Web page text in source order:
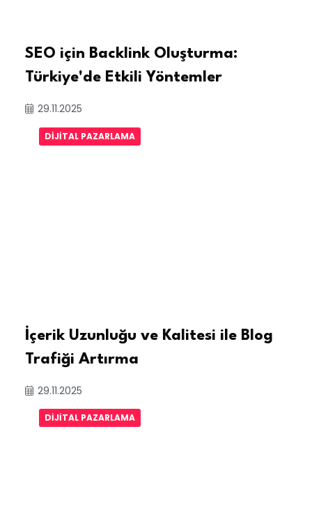
SEO için Backlink Oluşturma:
Türkiye'de Etkili Yöntemler
29.11.2025
DIJITAL PAZARLAMA
İçerik Uzunluğu ve Kalitesi ile Blog
Trafiği Artırma
29.11.2025
DIJITAL PAZARLAMA